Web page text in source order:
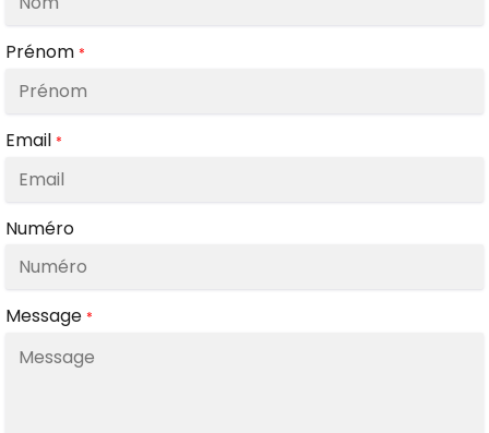
Prénom *
Email *
Numéro
Message *